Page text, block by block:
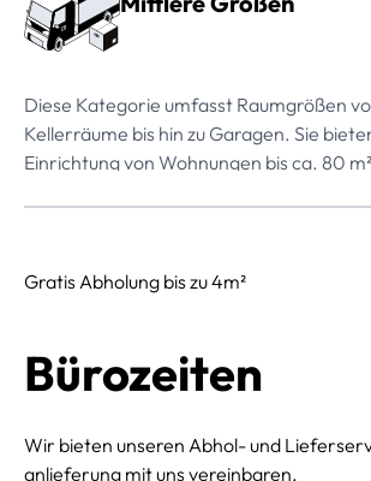
Diese Kategorie umfasst Raumgrößen
Kellerräume bis hin zu Garagen. Sie
Einrichtung von Wohnungen bis ca. 80
Gratis Abholung bis zu 4m²
Bürozeiten
Wir bieten unseren Abhol- und
anlieferung mit uns vereinbaren.